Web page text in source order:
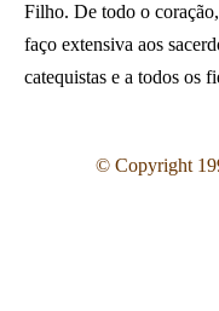
Filho. De todo o
faço extensiva aos
catequistas e a todos os
© Copyright